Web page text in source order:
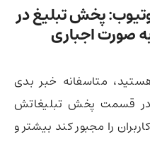
پخش تبلیغ در
صورت اجباری
متاسفانه خبر بدی
در قسمت پخش تبلیغاتش
را مجبور کند بیشتر و